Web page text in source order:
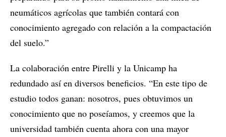
neumáticos agrícolas que también contará con
conocimiento agregado con relación a la compactación
del suelo.”
La colaboración entre Pirelli y la Unicamp ha
redundado así en diversos beneficios. “En este tipo de
estudio todos ganan: nosotros, pues obtuvimos un
conocimiento que no poseíamos, y creemos que la
universidad también cuenta ahora con una mayor